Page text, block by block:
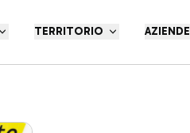
TERRITORIO AZIENDE